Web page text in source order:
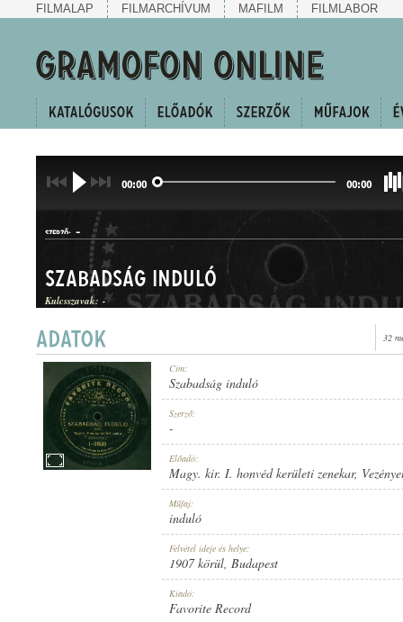
FILMALAP FILMARCHÍVUM MAFILM FILMLABOR
00:00 00:00
SZERZŐ: -
INDULÓ
Szabadság induló
Kulcsszavak: -
32
Cím:
Szabadság induló
Szerző:
-
Előadó:
Magy. kir. I. honvéd kerületi zenekar,
Műfaj:
induló
Felvétel ideje és helye:
1907 körül, Budapest
Kiadó:
Favorite Record